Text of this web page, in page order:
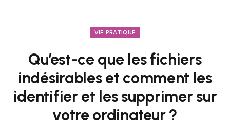
VIE PRATIQUE
Qu’est-ce que les fichiers
indésirables et comment les
identifier et les supprimer sur
votre ordinateur ?